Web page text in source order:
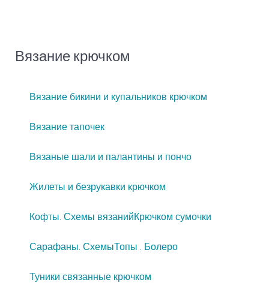
Вязание крючком
Вязание бикини и купальников крючком
Вязание тапочек
Вязаные шали и палантины и пончо
Жилеты и безрукавки крючком
Кофты. Схемы вязанийКрючком сумочки
Сарафаны. СхемыТопы . Болеро
Туники связанные крючком